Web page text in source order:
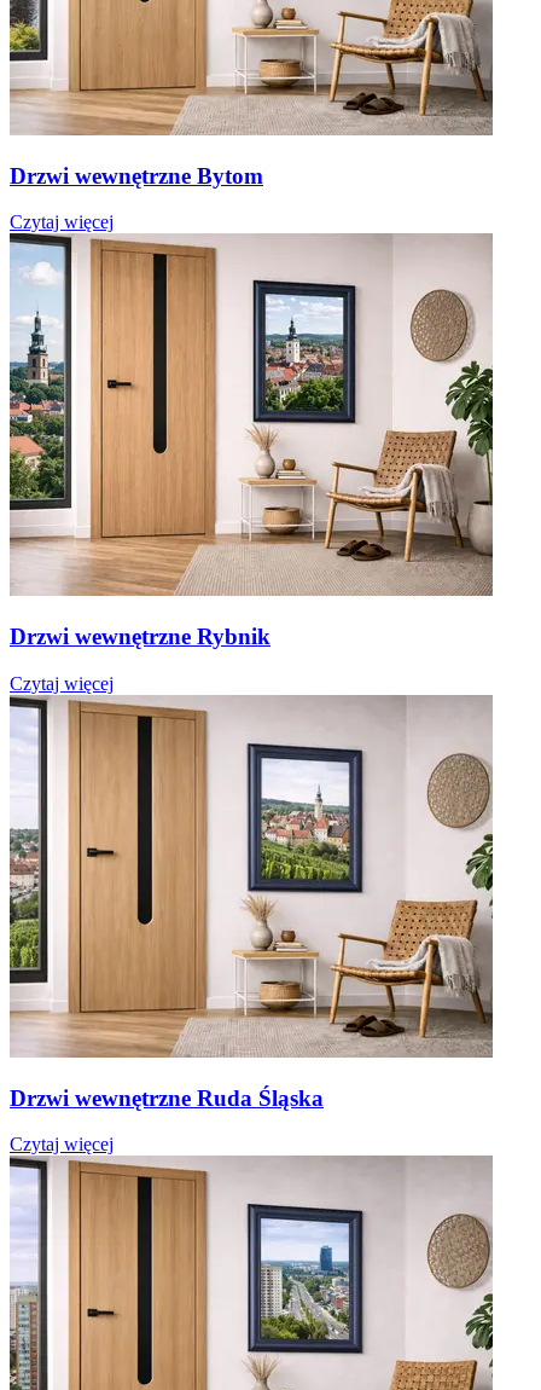
Drzwi wewnętrzne Bytom
Czytaj więcej
Drzwi wewnętrzne Rybnik
Czytaj więcej
Drzwi wewnętrzne Ruda Śląska
Czytaj więcej